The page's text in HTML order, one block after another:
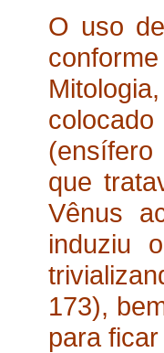
O uso
que
Vênus
induziu
173),
para